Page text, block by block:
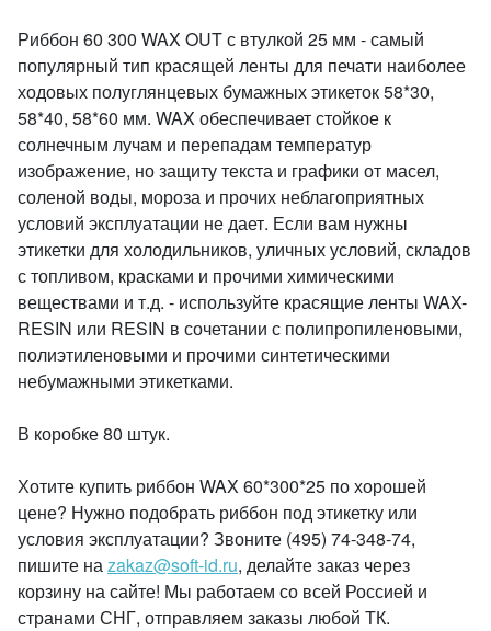
Риббон 60 300 WAX OUT с втулкой 25 мм - самый
популярный тип красящей ленты для печати наиболее
ходовых полуглянцевых бумажных этикеток 58*30,
58*40, 58*60 мм. WAX обеспечивает стойкое к
солнечным лучам и перепадам температур
изображение, но защиту текста и графики от масел,
соленой воды, мороза и прочих неблагоприятных
условий эксплуатации не дает. Если вам нужны
этикетки для холодильников, уличных условий, складов
с топливом, красками и прочими химическими
веществами и т.д. - используйте красящие ленты WAX-
RESIN или RESIN в сочетании с полипропиленовыми,
полиэтиленовыми и прочими синтетическими
небумажными этикетками.
В коробке 80 штук.
Хотите купить риббон WAX 60*300*25 по хорошей
цене? Нужно подобрать риббон под этикетку или
условия эксплуатации? Звоните (495) 74-348-74,
пишите наzakaz@soft-id.ru, делайте заказ через
корзину на сайте! Мы работаем со всей Россией и
странами СНГ, отправляем заказы любой ТК.